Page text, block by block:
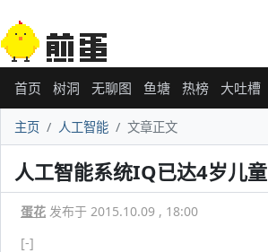
首页 树洞 无聊图 鱼塘 热榜 大吐槽
主页 人工智能 文章正文
人工智能系统IQ已达4岁儿童
蛋花 发布于 2015.10.09 , 18:00
[-]